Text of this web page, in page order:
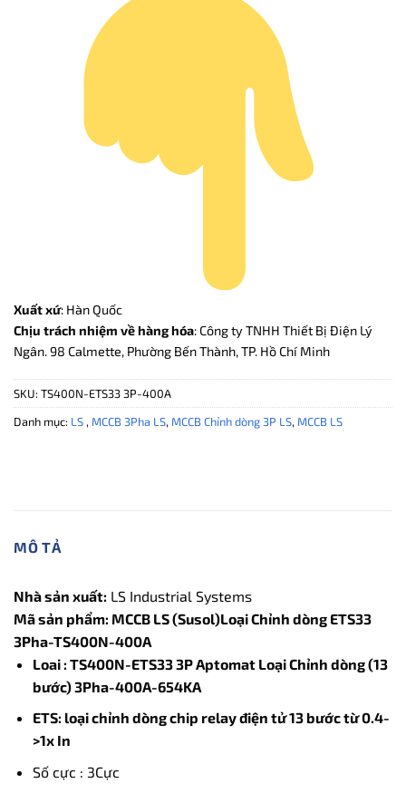
Xuất xứ: Hàn Quốc
Chịu trách nhiệm về hàng hóa: Công ty TNHH Thiết Bị Điện Lý
Ngân. 98 Calmette, Phường Bến Thành, TP. Hồ Chí Minh
SKU: TS400N-ETS33 3P-400A
Danh mục: LS , MCCB 3Pha LS, MCCB Chỉnh dòng 3P LS, MCCB LS
MÔ TẢ
Nhà sản xuất: LS Industrial Systems
Mã sản phẩm: MCCB LS (Susol)Loại Chỉnh dòng ETS33
3Pha-TS400N-400A
Loai : TS400N-ETS33 3P Aptomat Loại Chỉnh dòng (13
bước) 3Pha-400A-654KA
ETS: loại chỉnh dòng chip relay điện tử 13 bước từ 0.4-
>1x In
Số cực : 3Cực